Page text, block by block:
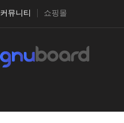
커뮤니티 쇼핑몰